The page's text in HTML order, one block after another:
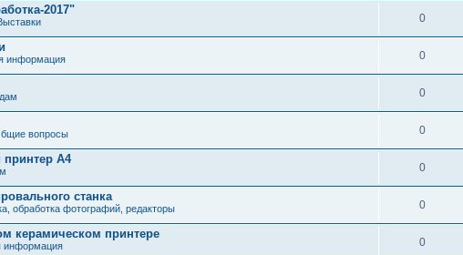
2017"
0
информация 0
0
вопросы 0
принтер А4
0
станка
обработка фотографий, редакторы 0
керамическом принтере
информация 0